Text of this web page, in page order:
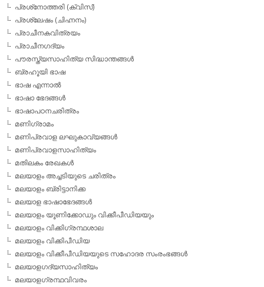
പ്രശ്‌നോത്തരി (ക്വിസ്)
പ്രശ്ലേഷം (ചിഹ്നനം)
പ്രാചീനകവിത്രയം
പ്രാചീനഗദ്യം
പൗരസ്ത്യസാഹിത്യ സിദ്ധാന്തങ്ങള്‍
ബ്രഹൂയി ഭാഷ
ഭാഷ എന്നാല്‍
ഭാഷാ ഭേദങ്ങള്‍
ഭാഷാപഠനചരിത്രം
മണിഗ്രാമം
മണിപ്രവാള ലഘുകാവ്യങ്ങള്‍
മണിപ്രവാളസാഹിത്യം
മതിലകം രേഖകള്‍
മലയാളം അച്ചടിയുടെ ചരിത്രം
മലയാളം ബ്രിട്ടാനിക്ക
മലയാള ഭാഷാഭേദങ്ങള്‍
മലയാളം യൂണിക്കോഡും വിക്കീപീഡിയയും
മലയാളം വിക്കിഗ്രന്ഥശാല
മലയാളം വിക്കിപീഡിയ
മലയാളം വിക്കീപീഡിയയുടെ സഹോദര സംരംഭങ്ങള്‍
മലയാളഗദ്യസാഹിത്യം
മലയാളഗ്രന്ഥവിവരം